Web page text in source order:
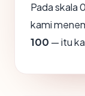
Pada skala
kami
100 — itu